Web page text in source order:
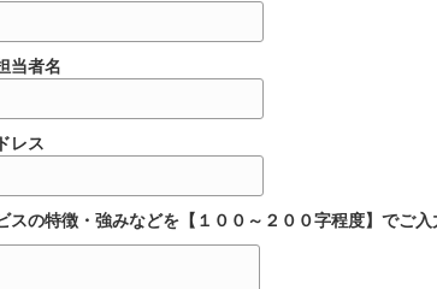
当者名
レス
スの特徴・強みなどを【１００～２００字程度】でご入